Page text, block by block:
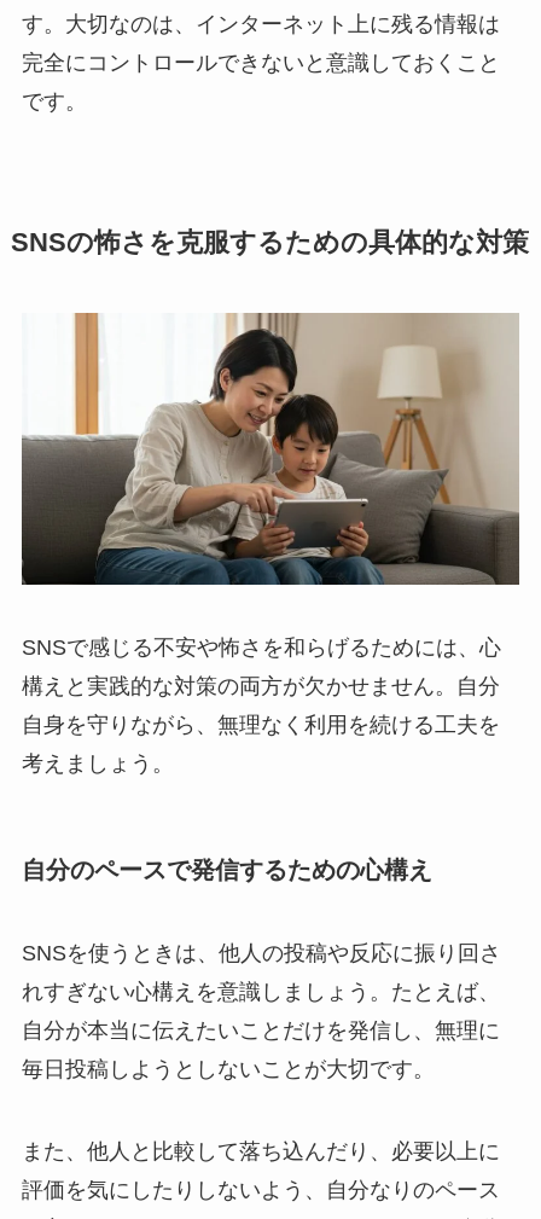
す。大切なのは、インターネット上に残る情報は
完全にコントロールできないと意識しておくこと
です。
SNSの怖さを克服するための具体的な対策
SNSで感じる不安や怖さを和らげるためには、心
構えと実践的な対策の両方が欠かせません。自分
自身を守りながら、無理なく利用を続ける工夫を
考えましょう。
自分のペースで発信するための心構え
SNSを使うときは、他人の投稿や反応に振り回さ
れすぎない心構えを意識しましょう。たとえば、
自分が本当に伝えたいことだけを発信し、無理に
毎日投稿しようとしないことが大切です。
また、他人と比較して落ち込んだり、必要以上に
評価を気にしたりしないよう、自分なりのペース